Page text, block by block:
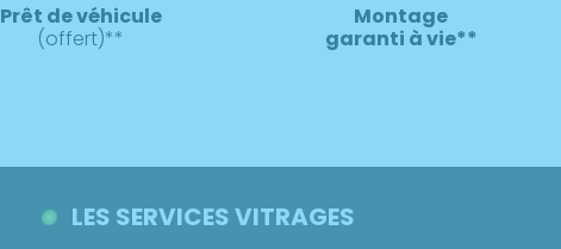
Prêt de véhicule
(offert)**
Montage
garanti à vie**
LES SERVICES VITRAGES